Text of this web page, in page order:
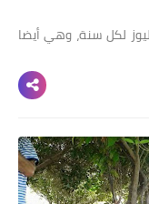
لكل سنة، وهي أيضا